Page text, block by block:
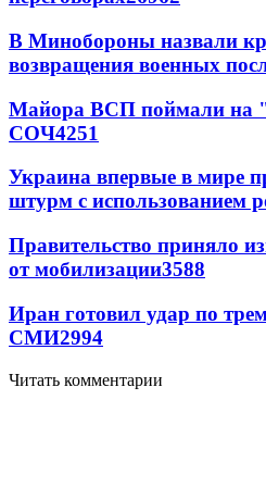
В Минобороны назвали
возвращения военных
Майора ВСП поймали на
СОЧ4251
Украина впервые в мире
штурм с использованием
Правительство приняло
от мобилизации3588
Иран готовил удар по
СМИ2994
Читать комментарии